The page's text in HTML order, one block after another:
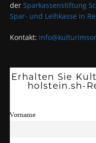
der Sparkassenstiftung
Spar- und Leihkasse in
Kontakt:
Erhalten Sie
holstein.sh-
Vorname